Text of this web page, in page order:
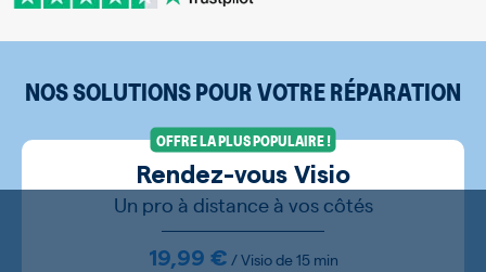
NOS SOLUTIONS POUR VOTRE RÉPARATION
OFFRE LA PLUS POPULAIRE !
Rendez-vous Visio
Un pro à distance à vos côtés
19,99 € / Visio de 15 min